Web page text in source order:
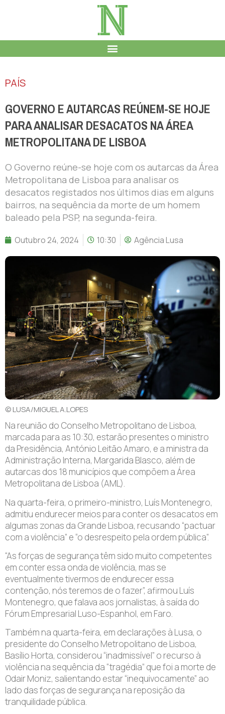
PAÍS
GOVERNO E AUTARCAS REÚNEM-SE HOJE
PARA ANALISAR DESACATOS NA ÁREA
METROPOLITANA DE LISBOA
O Governo reúne-se hoje com os autarcas da Área
Metropolitana de Lisboa para analisar os
desacatos registados nos últimos dias em alguns
bairros, na sequência da morte de um homem
baleado pela PSP, na segunda-feira.
Outubro 24, 2024 10:30 Agência Lusa
© LUSA/MIGUEL A.LOPES
Na reunião do Conselho Metropolitano de Lisboa,
marcada para as 10:30, estarão presentes o ministro
da Presidência, António Leitão Amaro, e a ministra da
Administração Interna, Margarida Blasco, além de
autarcas dos 18 municípios que compõem a Área
Metropolitana de Lisboa (AML).
Na quarta-feira, o primeiro-ministro, Luís Montenegro,
admitiu endurecer meios para conter os desacatos em
algumas zonas da Grande Lisboa, recusando “pactuar
com a violência” e “o desrespeito pela ordem pública”.
“As forças de segurança têm sido muito competentes
em conter essa onda de violência, mas se
eventualmente tivermos de endurecer essa
contenção, nós teremos de o fazer”, afirmou Luís
Montenegro, que falava aos jornalistas, à saída do
Fórum Empresarial Luso-Espanhol, em Faro.
Também na quarta-feira, em declarações à Lusa, o
presidente do Conselho Metropolitano de Lisboa,
Basílio Horta, considerou “inadmissível” o recurso à
violência na sequência da “tragédia” que foi a morte de
Odair Moniz, salientando estar “inequivocamente” ao
lado das forças de segurança na reposição da
tranquilidade pública.